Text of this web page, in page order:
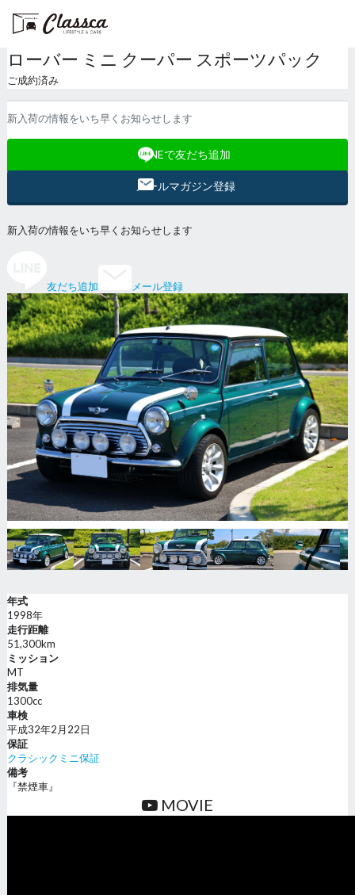
ローバー ミニ クーパー スポーツパック
ご成約済み
新入荷の情報をいち早くお知らせします
LINEで友だち追加
メールマガジン登録
新入荷の情報をいち早くお知らせします
友だち追加 メール登録
年式
1998年
走行距離
51,300km
ミッション
MT
排気量
1300cc
車検
平成32年2月22日
保証
クラシックミニ保証
備考
『禁煙車』
MOVIE